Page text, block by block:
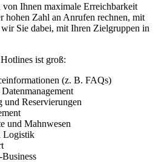
Ihnen maximale Erreichbarkeit
hohen Zahl an Anrufen rechnen, mit
Sie dabei, mit Ihren Zielgruppen in
ist groß:
(z. B. FAQs)
und Reservierungen
und Mahnwesen
Logistik